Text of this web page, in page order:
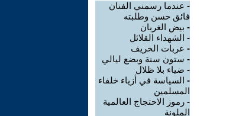
- عندما رسمني الفنان
فائق حسن وطلبته
- بيض الغربان
- الشهداء القلائل
- عربات الخريف
- ستون سنة وبضع ليالي
- ضياء بلا ظلال
- السياسة في أزياء خلفاء
المسلمين
- رموز الاحتجاج العالمية
الملونة